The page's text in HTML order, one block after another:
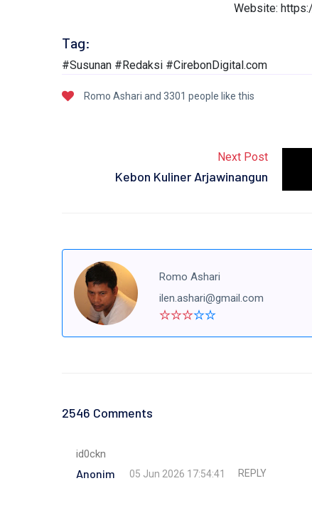
Website:
Tag:
#Susunan #Redaksi #CirebonDigital.com
Romo Ashari and 3301 people like this
Next Post
Kebon Kuliner Arjawinangun
Romo Ashari
ilen.ashari@gmail.com
2546 Comments
id0ckn
Anonim 05 Jun 2026 17:54:41 REPLY